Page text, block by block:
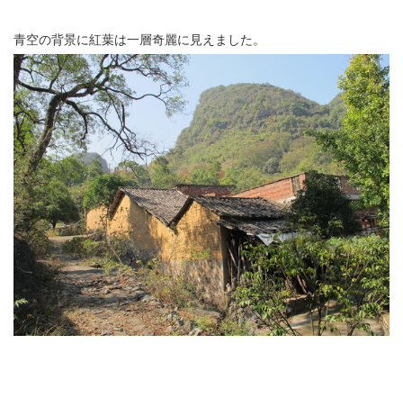
青空の背景に紅葉は一層奇麗に見えました。